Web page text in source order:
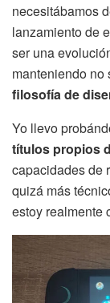
necesitábamos
lanzamiento de
ser una
manteniendo no
filosofía de
Yo llevo
títulos propios
capacidades de
quizá más
estoy realmente